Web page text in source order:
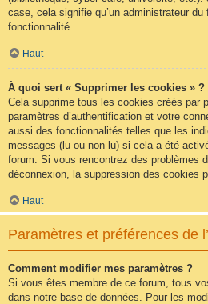
case, cela signifie qu’un administrateur
fonctionnalité.
Haut
À quoi sert « Supprimer les cookies » ?
Cela supprime tous les cookies créés par
paramètres d’authentification et votre
aussi des fonctionnalités telles que les
messages (lu ou non lu) si cela a été
forum. Si vous rencontrez des problèmes
déconnexion, la suppression des cookies
Haut
Paramètres et préférences de
Comment modifier mes paramètres ?
Si vous êtes membre de ce forum, tous
dans notre base de données. Pour les